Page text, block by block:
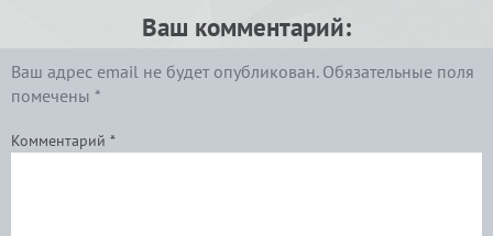
Ваш комментарий:
Ваш адрес email не будет опубликован. Обязательные поля
помечены *
Комментарий *